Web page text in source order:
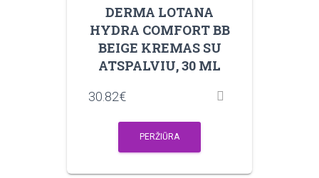
DERMA LOTANA
HYDRA COMFORT BB
BEIGE KREMAS SU
ATSPALVIU, 30 ML
30.82€
PERŽIŪRA